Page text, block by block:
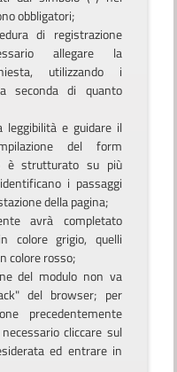
obbligatori;
di registrazione
allegare la
utilizzando i
di quanto
e guidare il
del form
è strutturato su più
i passaggi
della pagina;
avrà completato
colore grigio, quelli
colore rosso;
del modulo non va
del browser; per
precedentemente
cliccare sul
ed entrare in